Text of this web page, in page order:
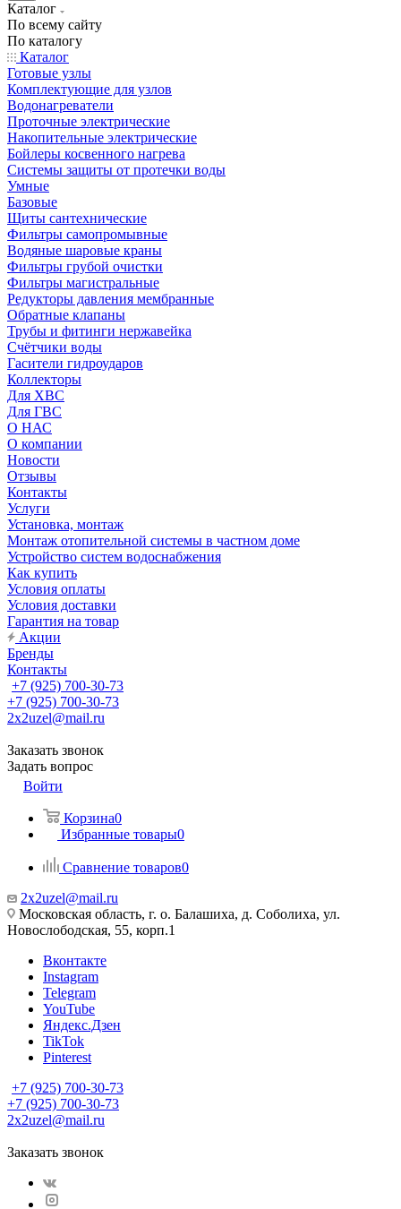
Каталог
По всему сайту
По каталогу
Каталог
Готовые узлы
Комплектующие для узлов
Водонагреватели
Проточные электрические
Накопительные электрические
Бойлеры косвенного нагрева
Системы защиты от протечки воды
Умные
Базовые
Щиты сантехнические
Фильтры самопромывные
Водяные шаровые краны
Фильтры грубой очистки
Фильтры магистральные
Редукторы давления мембранные
Обратные клапаны
Трубы и фитинги нержавейка
Счётчики воды
Гасители гидроударов
Коллекторы
Для ХВС
Для ГВС
О НАС
О компании
Новости
Отзывы
Контакты
Услуги
Установка, монтаж
Монтаж отопительной системы в частном доме
Устройство систем водоснабжения
Как купить
Условия оплаты
Условия доставки
Гарантия на товар
Акции
Бренды
Контакты
+7 (925) 700-30-73
+7 (925) 700-30-73
2x2uzel@mail.ru
Заказать звонок
Задать вопрос
Войти
Корзина0
Избранные товары0
Сравнение товаров0
2x2uzel@mail.ru
Московская область, г. о. Балашиха, д. Соболиха, ул.
Новослободская, 55, корп.1
Вконтакте
Instagram
Telegram
YouTube
Яндекс.Дзен
TikTok
Pinterest
+7 (925) 700-30-73
+7 (925) 700-30-73
2x2uzel@mail.ru
Заказать звонок